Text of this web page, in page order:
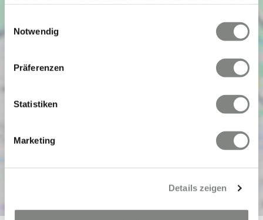
Cookies, wenn Sie unsere Webseite weiterhin nutzen.
Notwendig
Präferenzen
Statistiken
Marketing
Details zeigen